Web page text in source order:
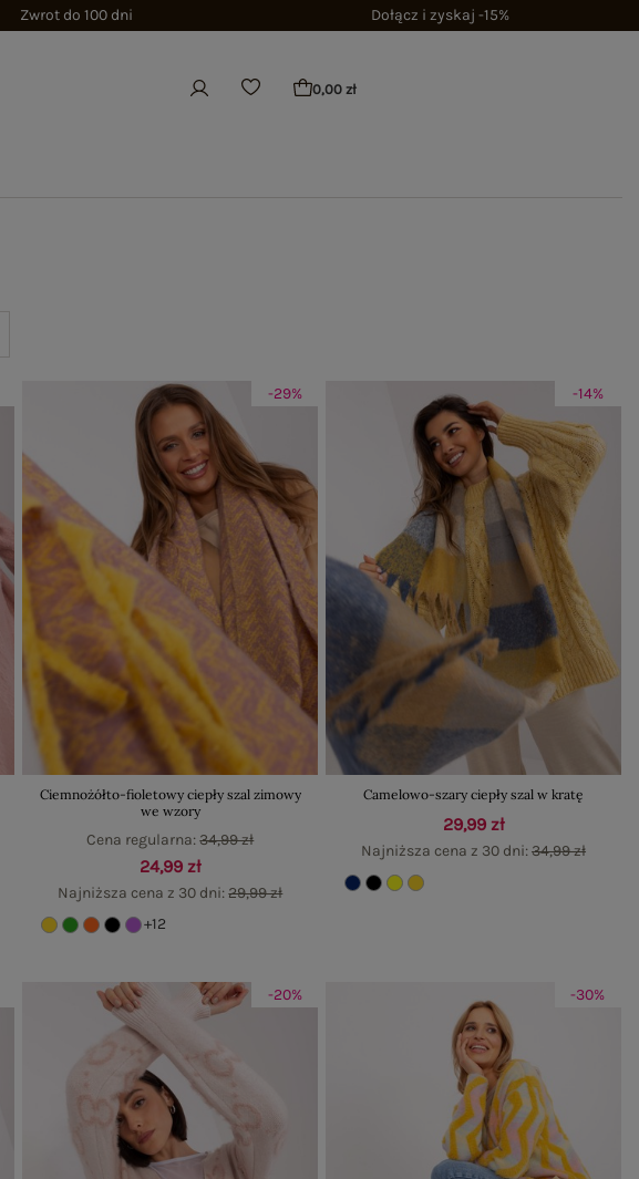
Zwrot do 100 dni Dołącz i zyskaj -15%
0,00 zł
-29%
Ciemnożółto-fioletowy ciepły szal zimowy
we wzory
24,99 zł
Najniższa cena z 30 dni:29,99 zł
Cena regularna:34,99 zł
+12
-14%
Camelowo-szary ciepły szal w kratę
29,99 zł
Najniższa cena z 30 dni:34,99 zł
-20% -30%